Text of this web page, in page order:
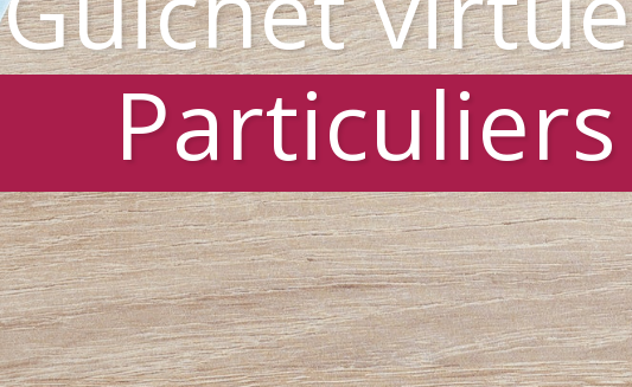
Particuliers